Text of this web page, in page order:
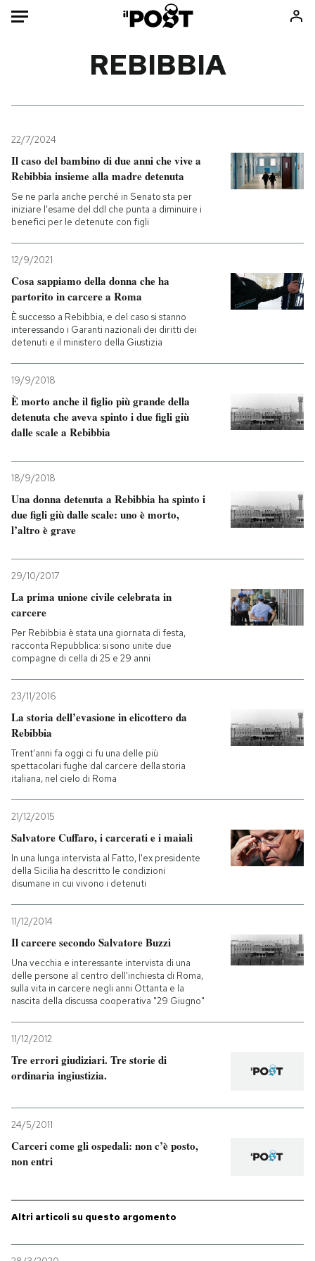
Mondo
Politica
Tecnologia
Internet
Scienza
Economia
Sport
Consumismi
Storie/Idee
Ok Boomer!
Mondiali calcio 2026
PODCAST
NEWSLETTER
I MIEI PREFERITI
SHOP
CALENDARIO
AREA PERSONALE
Entra
REBIBBIA
22/7/2024
Il caso del bambino di due anni che vive a
Rebibbia insieme alla madre detenuta
Se ne parla anche perché in Senato sta per
iniziare l'esame del ddl che punta a diminuire i
benefici per le detenute con figli
12/9/2021
Cosa sappiamo della donna che ha
partorito in carcere a Roma
È successo a Rebibbia, e del caso si stanno
interessando i Garanti nazionali dei diritti dei
detenuti e il ministero della Giustizia
19/9/2018
È morto anche il figlio più grande della
detenuta che aveva spinto i due figli giù
dalle scale a Rebibbia
18/9/2018
Una donna detenuta a Rebibbia ha spinto i
due figli giù dalle scale: uno è morto,
l’altro è grave
29/10/2017
La prima unione civile celebrata in
carcere
Per Rebibbia è stata una giornata di festa,
racconta Repubblica: si sono unite due
compagne di cella di 25 e 29 anni
23/11/2016
La storia dell’evasione in elicottero da
Rebibbia
Trent'anni fa oggi ci fu una delle più
spettacolari fughe dal carcere della storia
italiana, nel cielo di Roma
21/12/2015
Salvatore Cuffaro, i carcerati e i maiali
In una lunga intervista al Fatto, l'ex presidente
della Sicilia ha descritto le condizioni
disumane in cui vivono i detenuti
11/12/2014
Il carcere secondo Salvatore Buzzi
Una vecchia e interessante intervista di una
delle persone al centro dell'inchiesta di Roma,
sulla vita in carcere negli anni Ottanta e la
nascita della discussa cooperativa "29 Giugno"
11/12/2012
Tre errori giudiziari. Tre storie di
ordinaria ingiustizia.
24/5/2011
Carceri come gli ospedali: non c’è posto,
non entri
Altri articoli su questo argomento